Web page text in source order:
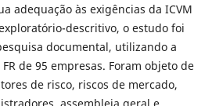
adequação às exigências da ICVM
descritivo, o estudo foi
documental, utilizando a
de 95 empresas. Foram objeto de
de risco, riscos de mercado,